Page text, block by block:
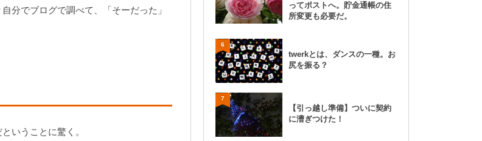
分でブログで調べて、「そーだった」
いうことに驚く。
ってポストへ。貯金通帳の住
所変更も必要だ。
6
twerkとは、ダンスの一種。お
尻を振る？
7
【引っ越し準備】ついに契約
に漕ぎつけた！